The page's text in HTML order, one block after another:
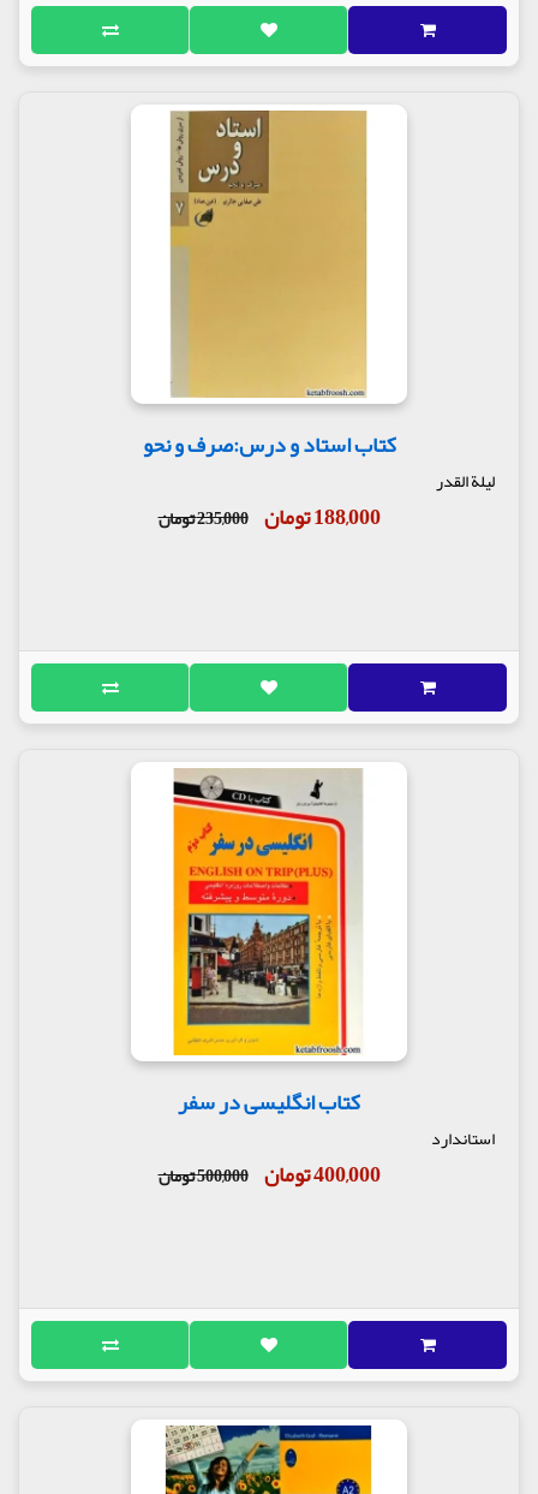
کتاب استاد و درس:صرف و نحو
لیلة القدر
188,000 تومان 235,000 تومان
کتاب انگلیسی در سفر
استاندارد
400,000 تومان 500,000 تومان